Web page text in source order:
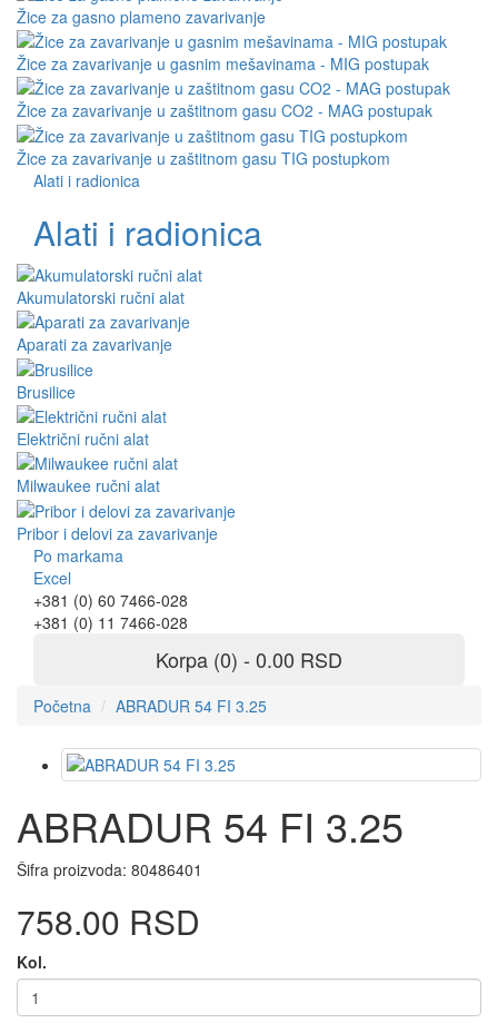
Žice za gasno plameno zavarivanje
Žice za zavarivanje u gasnim mešavinama - MIG postupak
Žice za zavarivanje u zaštitnom gasu CO2 - MAG postupak
Žice za zavarivanje u zaštitnom gasu TIG postupkom
Alati i radionica
Alati i radionica
Akumulatorski ručni alat
Aparati za zavarivanje
Brusilice
Električni ručni alat
Milwaukee ručni alat
Pribor i delovi za zavarivanje
Po markama
Excel
+381 (0) 60 7466-028
+381 (0) 11 7466-028
Korpa (0) - 0.00 RSD
Početna ABRADUR 54 FI 3.25
ABRADUR 54 FI 3.25
Šifra proizvoda: 80486401
758.00 RSD
Kol.